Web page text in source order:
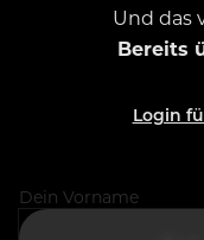
Und das
Bereits
Login
Dein Vorname